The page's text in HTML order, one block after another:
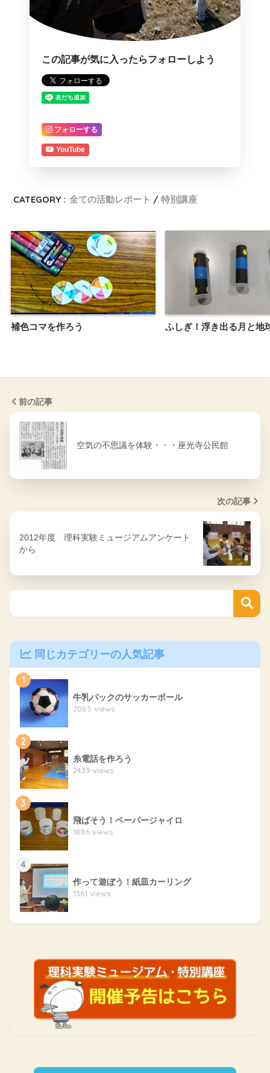
この記事が気に入ったらフォローしよう
フォローする
YouTube
CATEGORY : 全ての活動レポート 特別講座
補色コマを作ろう ふしぎ！浮き出る月と地
前の記事
空気の不思議を体験・・・座光寺公民館
次の記事
2012年度 理科実験ミュージアムアンケート
から
同じカテゴリーの人気記事
1
牛乳パックのサッカーボール
7085 views
2
糸電話を作ろう
2439 views
3
飛ばそう！ペーパージャイロ
1886 views
4
作って遊ぼう！紙皿カーリング
1361 views